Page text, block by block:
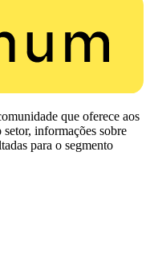
que oferece aos
informações sobre
para o segmento